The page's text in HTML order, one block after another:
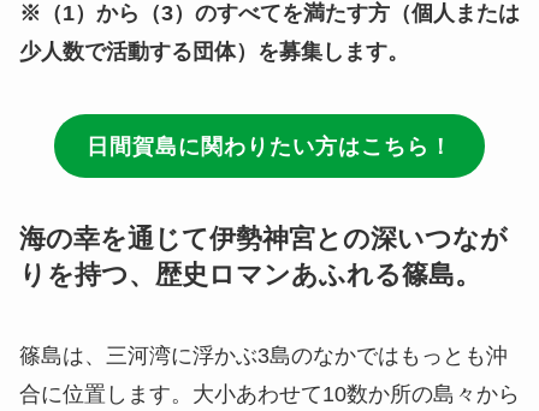
※（1）から（3）のすべてを満たす方（個人または
少人数で活動する団体）を募集します。
日間賀島に関わりたい方はこちら！
海の幸を通じて伊勢神宮との深いつなが
りを持つ、歴史ロマンあふれる篠島。
篠島は、三河湾に浮かぶ3島のなかではもっとも沖
合に位置します。大小あわせて10数か所の島々から